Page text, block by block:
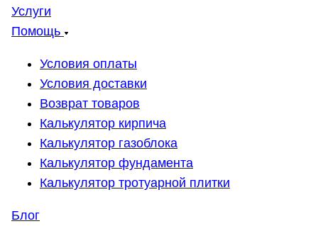
Услуги
Помощь
Условия оплаты
Условия доставки
Возврат товаров
Калькулятор кирпича
Калькулятор газоблока
Калькулятор фундамента
Калькулятор тротуарной плитки
Блог